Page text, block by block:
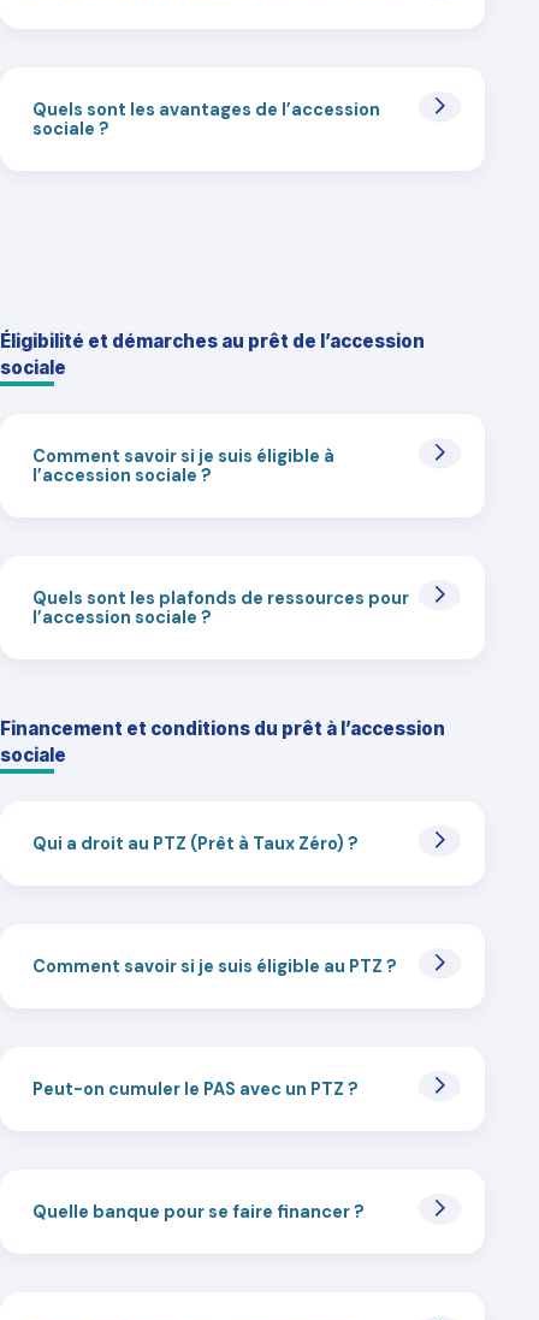
Quels sont les avantages de l’accession
sociale ?
Éligibilité et démarches au prêt de l’accession
sociale
Comment savoir si je suis éligible à
l’accession sociale ?
Quels sont les plafonds de ressources pour
l’accession sociale ?
Financement et conditions du prêt à l’accession
sociale
Qui a droit au PTZ (Prêt à Taux Zéro) ?
Comment savoir si je suis éligible au PTZ ?
Peut-on cumuler le PAS avec un PTZ ?
Quelle banque pour se faire financer ?